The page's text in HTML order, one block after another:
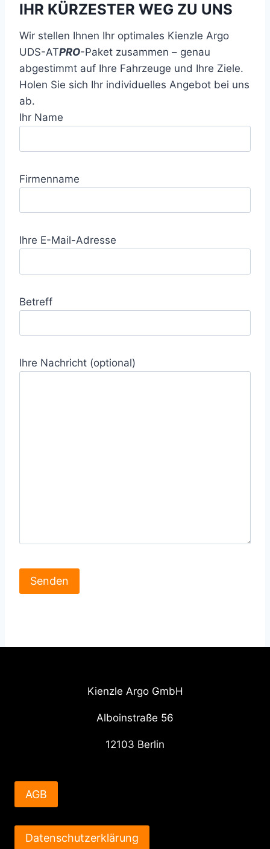
IHR KÜRZESTER WEG ZU UNS
Wir stellen Ihnen Ihr optimales Kienzle Argo
UDS-ATPRO-Paket zusammen – genau
abgestimmt auf Ihre Fahrzeuge und Ihre Ziele.
Holen Sie sich Ihr individuelles Angebot bei uns
ab.
Ihr Name
Firmenname
Ihre E-Mail-Adresse
Betreff
Ihre Nachricht (optional)
Kienzle Argo GmbH
Alboinstraße 56
12103 Berlin
AGB
Datenschutzerklärung